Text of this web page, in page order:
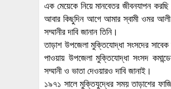
এক মেয়েকে নিয়ে মানবেতর জীবনযাপন
আবার কিছুদিন আগে আমার স্বামী ওমর আলী
সম্মানীর দাবি জানান তিনি।
তাড়াশ উপজেলা মুক্তিযোদ্ধা সংসদের সাবেক
পাওয়ায় উপজেলা মুক্তিযোদ্ধা সংসদ
সম্মানী ও ভাতা দেওয়ারও দাবি জানাই।
১৯৭১ সালে মুক্তিযুদ্ধের সময় তাড়াশের